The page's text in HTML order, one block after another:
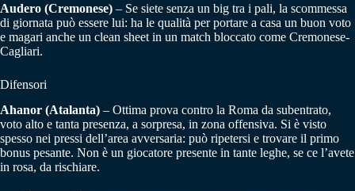
Audero (Cremonese) – Se siete senza un big tra i pali, la scommessa
di giornata può essere lui: ha le qualità per portare a casa un buon voto
e magari anche un clean sheet in un match bloccato come Cremonese-
Cagliari.
Difensori
Ahanor (Atalanta) – Ottima prova contro la Roma da subentrato,
voto alto e tanta presenza, a sorpresa, in zona offensiva. Si è visto
spesso nei pressi dell’area avversaria: può ripetersi e trovare il primo
bonus pesante. Non è un giocatore presente in tante leghe, se ce l’avete
in rosa, da rischiare.